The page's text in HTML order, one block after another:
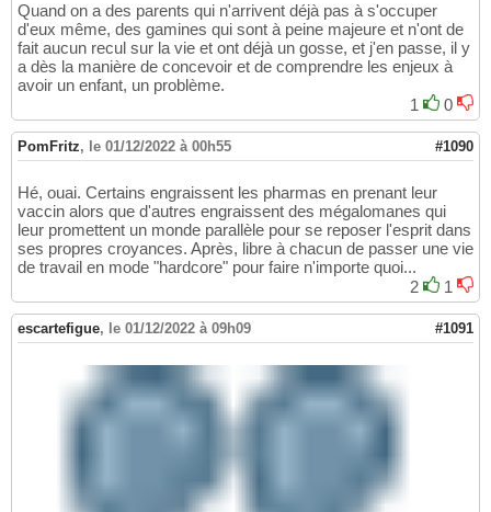
Quand on a des parents qui n'arrivent déjà pas à s'occuper
d'eux même, des gamines qui sont à peine majeure et n'ont de
fait aucun recul sur la vie et ont déjà un gosse, et j'en passe, il y
a dès la manière de concevoir et de comprendre les enjeux à
avoir un enfant, un problème.
1
0
PomFritz, le 01/12/2022 à 00h55 #1090
Hé, ouai. Certains engraissent les pharmas en prenant leur
vaccin alors que d'autres engraissent des mégalomanes qui
leur promettent un monde parallèle pour se reposer l'esprit dans
ses propres croyances. Après, libre à chacun de passer une vie
de travail en mode "hardcore" pour faire n'importe quoi...
2
1
escartefigue, le 01/12/2022 à 09h09 #1091